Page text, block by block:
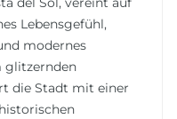
Lebensgefühl,
modernes
glitzernden
die Stadt mit einer